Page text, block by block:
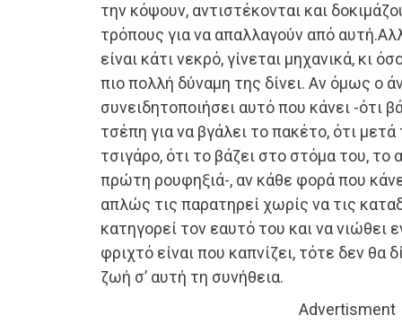
την κόψουν, αντιστέκονται και
τρόπους για να απαλλαγούν από
είναι κάτι νεκρό, γίνεται μηχανικά, κι
πιο πολλή δύναμη της δίνει. Αν όμως ο
συνειδητοποιήσει αυτό που κάνει -ότι
τσέπη για να βγάλει το πακέτο, ότι μετά
τσιγάρο, ότι το βάζει στο στόμα του, το
πρώτη ρουφηξιά-, αν κάθε φορά που
απλώς τις παρατηρεί χωρίς να τις
κατηγορεί τον εαυτό του και να νιώθει
φριχτό είναι που καπνίζει, τότε δεν θα
ζωή σ’ αυτή τη συνήθεια.
Advertisment